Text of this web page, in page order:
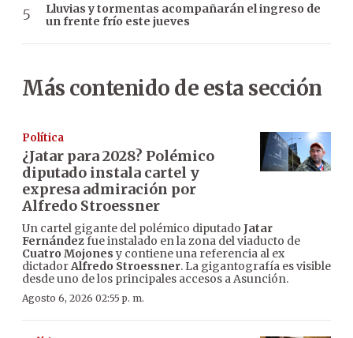
Lluvias y tormentas acompañarán el ingreso de
un frente frío este jueves
Más contenido de esta sección
Política
¿Jatar para 2028? Polémico
diputado instala cartel y
expresa admiración por
Alfredo Stroessner
Un cartel gigante del polémico diputado Jatar
Fernándezfue instalado en la zona del viaducto de
Cuatro Mojones y contiene una referencia al ex
dictadorAlfredo Stroessner. La gigantografía es visible
desde uno de los principales accesos a Asunción.
Agosto 6, 2026 02:55 p. m.